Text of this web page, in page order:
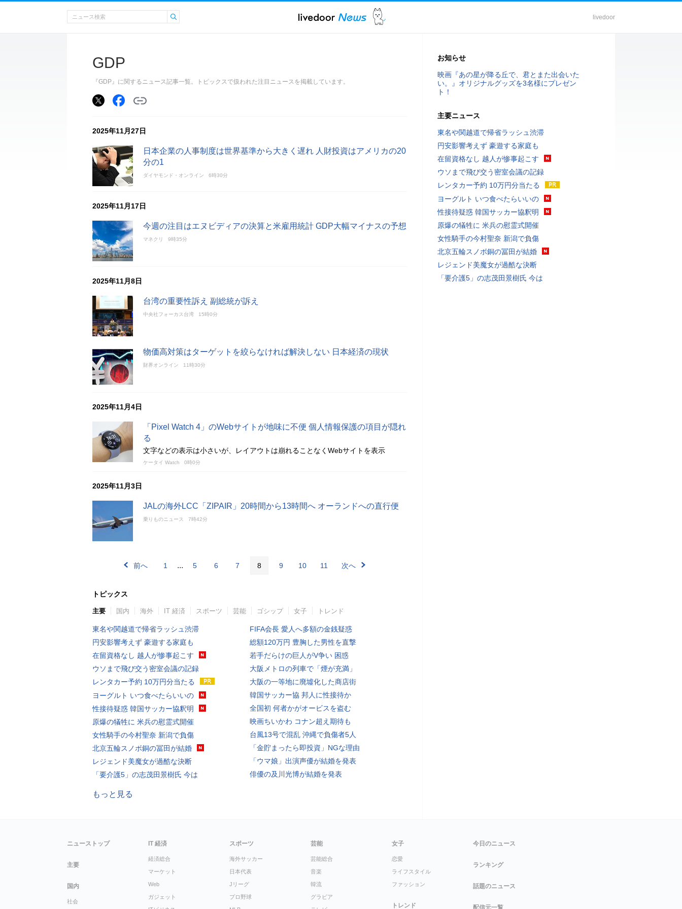
livedoor
GDP
『GDP』に関するニュース記事一覧。トピックスで扱われた注目ニュースを掲載しています。
2025年11月27日
日本企業の人事制度は世界基準から大きく遅れ 人財投資はアメリカの20
分の1
ダイヤモンド・オンライン 6時30分
2025年11月17日
今週の注目はエヌビディアの決算と米雇用統計 GDP大幅マイナスの予想
マネクリ 9時35分
2025年11月8日
台湾の重要性訴え 副総統が訴え
中央社フォーカス台湾 15時0分
物価高対策はターゲットを絞らなければ解決しない 日本経済の現状
財界オンライン 11時30分
2025年11月4日
「Pixel Watch 4」のWebサイトが地味に不便 個人情報保護の項目が隠れ
る
文字などの表示は小さいが、レイアウトは崩れることなくWebサイトを表示
ケータイ Watch 0時0分
2025年11月3日
JALの海外LCC「ZIPAIR」20時間から13時間へ オーランドへの直行便
乗りものニュース 7時42分
前へ 1 ... 5 6 7 8 9 10 11 次へ
トピックス
主要 国内 海外 IT 経済 スポーツ 芸能 ゴシップ 女子 トレンド
東名や関越道で帰省ラッシュ渋滞
円安影響考えず 豪遊する家庭も
在留資格なし 越人が惨事起こす
ウソまで飛び交う密室会議の記録
レンタカー予約 10万円分当たる
ヨーグルト いつ食べたらいいの
性接待疑惑 韓国サッカー協釈明
原爆の犠牲に 米兵の慰霊式開催
女性騎手の今村聖奈 新潟で負傷
北京五輪スノボ銅の冨田が結婚
レジェンド美魔女が過酷な決断
「要介護5」の志茂田景樹氏 今は
FIFA会長 愛人へ多額の金銭疑惑
総額120万円 豊胸した男性を直撃
若手だらけの巨人がV争い 困惑
大阪メトロの列車で「煙が充満」
大阪の一等地に廃墟化した商店街
韓国サッカー協 邦人に性接待か
全国初 何者かがオービスを盗む
映画ちいかわ コナン超え期待も
台風13号で混乱 沖縄で負傷者5人
「金貯まったら即投資」NGな理由
「ウマ娘」出演声優が結婚を発表
俳優の及川光博が結婚を発表
もっと見る
お知らせ
映画『あの星が降る丘で、君とまた出会いた
い。』オリジナルグッズを3名様にプレゼン
ト！
主要ニュース
東名や関越道で帰省ラッシュ渋滞
円安影響考えず 豪遊する家庭も
在留資格なし 越人が惨事起こす
ウソまで飛び交う密室会議の記録
レンタカー予約 10万円分当たる
ヨーグルト いつ食べたらいいの
性接待疑惑 韓国サッカー協釈明
原爆の犠牲に 米兵の慰霊式開催
女性騎手の今村聖奈 新潟で負傷
北京五輪スノボ銅の冨田が結婚
レジェンド美魔女が過酷な決断
「要介護5」の志茂田景樹氏 今は
ニューストップ
主要
国内
社会
IT 経済
経済総合
マーケット
Web
ガジェット
スポーツ
海外サッカー
日本代表
Jリーグ
プロ野球
芸能
芸能総合
音楽
韓流
グラビア
女子
恋愛
ライフスタイル
ファッション
トレンド
今日のニュース
ランキング
話題のニュース